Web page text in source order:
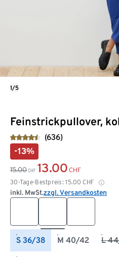
Feinstrickpullover,
(636)
-13%
15.00 CHF 13.00 CHF
30-Tage-Bestpreis: 15.00 CHF
inkl. MwSt.zzgl. Versandkosten
S 36/38 M 40/42 L
1/5